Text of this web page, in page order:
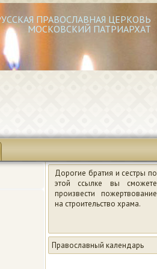
ПРАВОСЛАВНАЯ ЦЕРКОВЬ
МОСКОВСКИЙ ПАТРИАРХАТ
Дорогие братия и сестры по
этой ссылке вы сможете
произвести пожертвование
на строительство храма.
Православный календарь